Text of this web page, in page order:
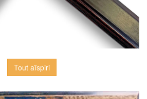
Tout aïspiri